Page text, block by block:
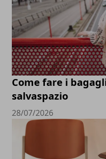
Come fare i
salvaspazio
28/07/2026